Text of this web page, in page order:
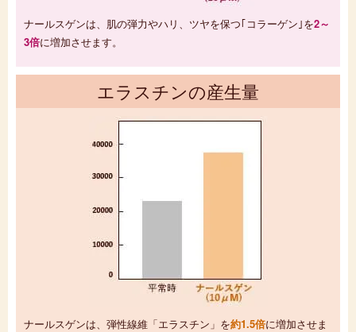
ナールスゲンは、肌の弾力やハリ、ツヤを保つ｢コラーゲン｣を2～
3倍に増加させます。
エラスチンの産生量
ナールスゲンは、弾性線維「エラスチン」を約1.5倍に増加させま